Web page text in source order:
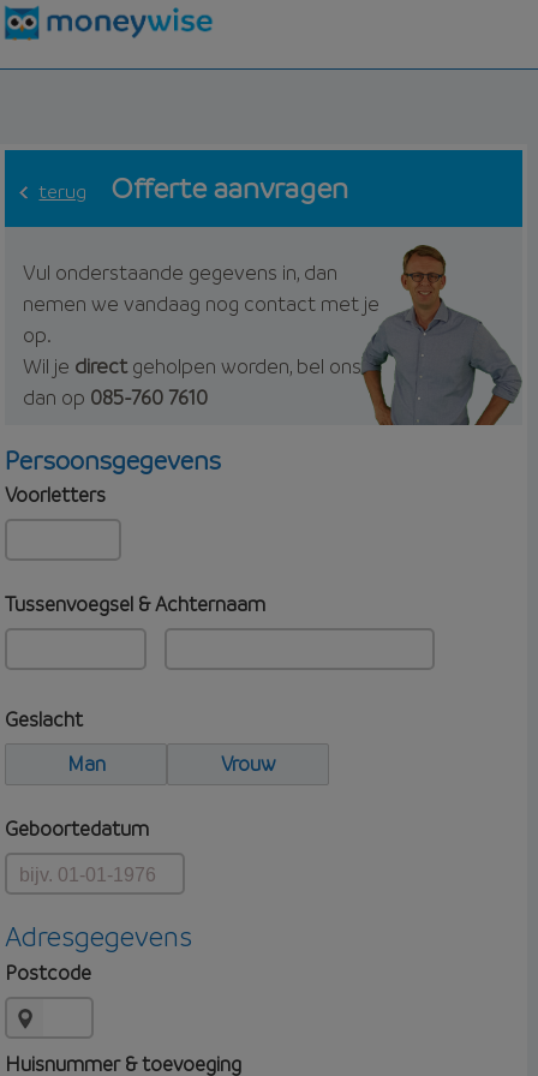
terug Offerte aanvragen
Vul onderstaande gegevens in, dan
nemen we vandaag nog contact met je
op.
Wil je directgeholpen worden, bel ons
dan op 085-760 7610
Persoonsgegevens
Voorletters
Tussenvoegsel & Achternaam
Geslacht
Man
Vrouw
Geboortedatum
Adresgegevens
Postcode
Huisnummer & toevoeging